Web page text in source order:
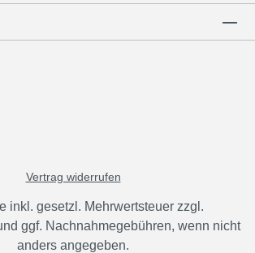
Vertrag widerrufen
inkl. gesetzl. Mehrwertsteuer zzgl.
ggf. Nachnahmegebühren, wenn nicht
anders angegeben.